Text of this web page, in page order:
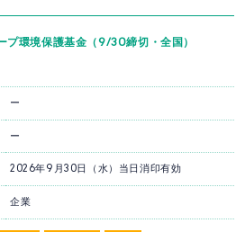
プ環境保護基金（9/30締切・全国）
ー
ー
2026年9月30日（水）当日消印有効
企業